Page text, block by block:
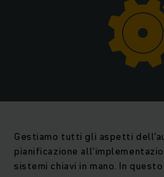
Gestiamo tutti gli aspetti
pianificazione
sistemi chiavi in ​​mano. In